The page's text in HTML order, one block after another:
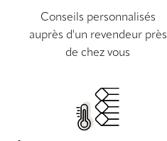
Conseils personnalisés
auprès d'un revendeur près
de chez vous